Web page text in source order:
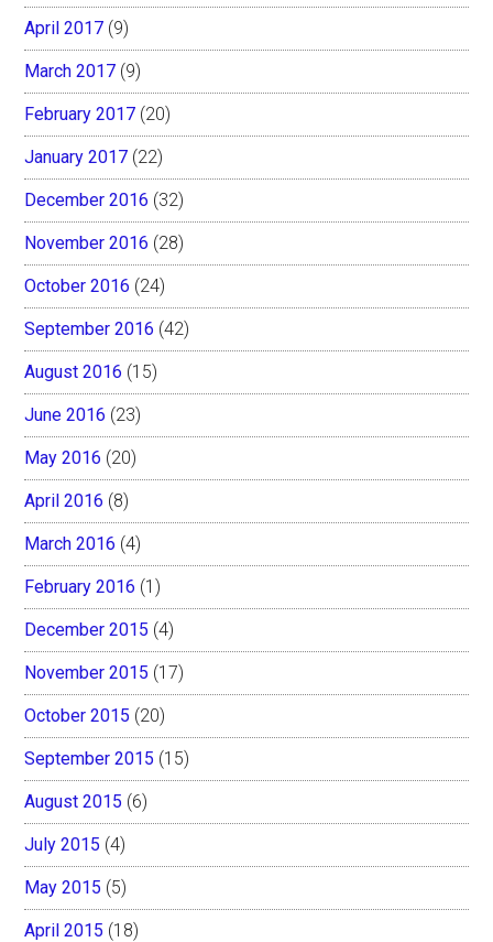
April 2017 (9)
March 2017 (9)
February 2017 (20)
January 2017 (22)
December 2016 (32)
November 2016 (28)
October 2016 (24)
September 2016 (42)
August 2016 (15)
June 2016 (23)
May 2016 (20)
April 2016 (8)
March 2016 (4)
February 2016 (1)
December 2015 (4)
November 2015 (17)
October 2015 (20)
September 2015 (15)
August 2015 (6)
July 2015 (4)
May 2015 (5)
April 2015 (18)